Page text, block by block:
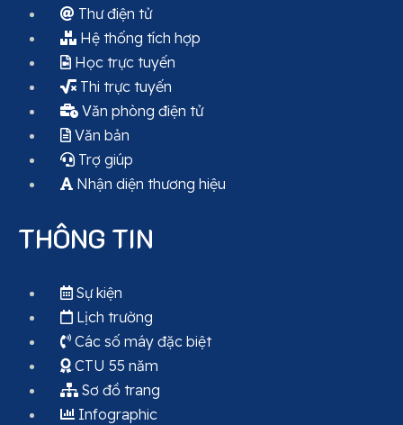
Thư điện tử
Hệ thống tích hợp
Học trực tuyến
Thi trực tuyến
Văn phòng điện tử
Văn bản
Trợ giúp
Nhận diện thương hiệu
THÔNG TIN
Sự kiện
Lịch trường
Các số máy đặc biệt
CTU 55 năm
Sơ đồ trang
Infographic